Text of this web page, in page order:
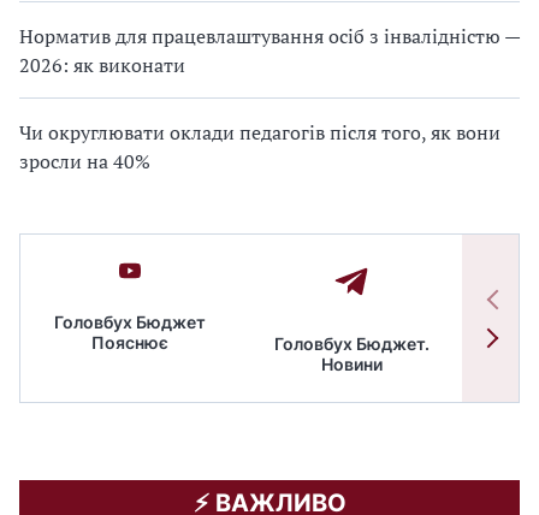
Норматив для працевлаштування осіб з інвалідністю —
2026: як виконати
Чи округлювати оклади педагогів після того, як вони
зросли на 40%
Головбух Бюджет
Пояснює
Головбух Бюджет.
Новини
⚡️ ВАЖЛИВО